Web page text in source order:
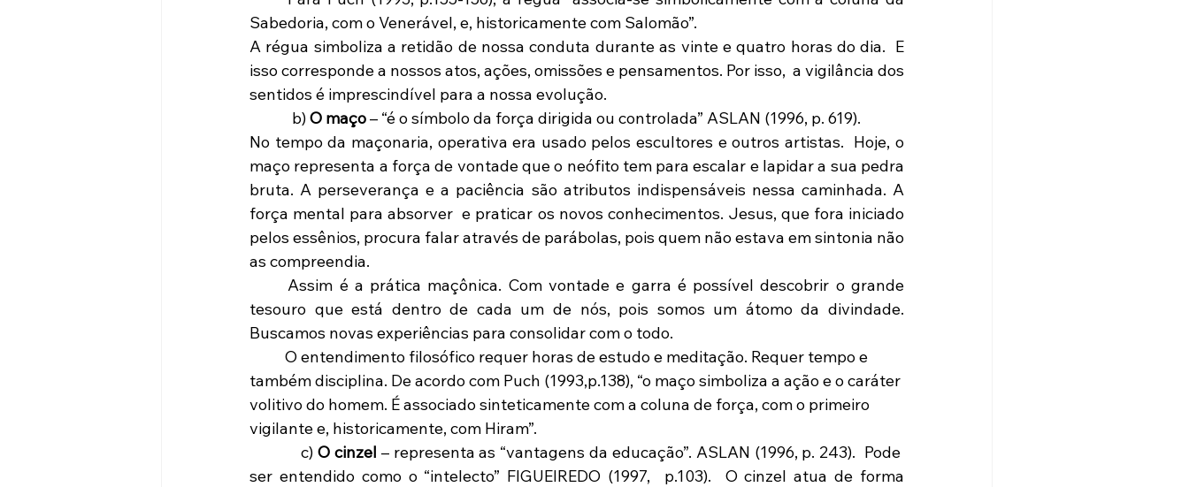
Sabedoria, com o Venerável, e, historicamente com Salomão”.
A régua simboliza a retidão de nossa conduta durante as vinte e quatro horas do dia.  E
isso corresponde a nossos atos, ações, omissões e pensamentos. Por isso,  a vigilância dos
sentidos é imprescindível para a nossa evolução.
b) O maço – “é o símbolo da força dirigida ou controlada” ASLAN (1996, p. 619).
No tempo da maçonaria, operativa era usado pelos escultores e outros artistas.  Hoje, o
maço representa a força de vontade que o neófito tem para escalar e lapidar a sua pedra
bruta. A perseverança e a paciência são atributos indispensáveis nessa caminhada. A
força mental para absorver  e praticar os novos conhecimentos. Jesus, que fora iniciado
pelos essênios, procura falar através de parábolas, pois quem não estava em sintonia não
as compreendia.
	Assim é a prática maçônica. Com vontade e garra é possível descobrir o grande
tesouro que está dentro de cada um de nós, pois somos um átomo da divindade.
Buscamos novas experiências para consolidar com o todo.
também disciplina. De acordo com Puch (1993,p.138), “o maço simboliza a ação e o caráter
volitivo do homem. É associado sinteticamente com a coluna de força, com o primeiro
vigilante e, historicamente, com Hiram”.
c) O cinzel – representa as “vantagens da educação”. ASLAN (1996, p. 243).  Pode
ser entendido como o “intelecto” FIGUEIREDO (1997,  p.103).  O cinzel atua de forma